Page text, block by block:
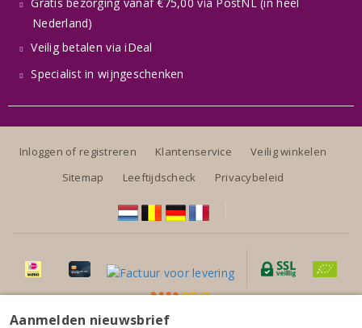
Nederland)
Veilig betalen via iDeal
Specialist in wijngeschenken
Inloggen of registreren Klantenservice
Veilig winkelen
Sitemap
Leeftijdscheck Privacybeleid
Aanmelden nieuwsbrief